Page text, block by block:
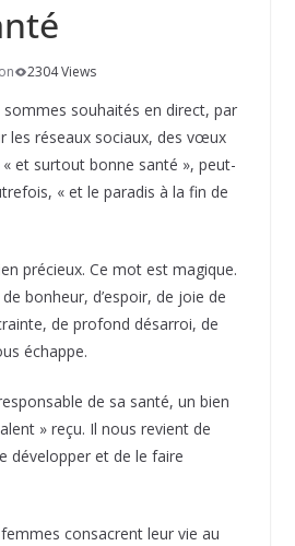
2304 Views
souhaités en direct, par
les réseaux sociaux, des vœux
et surtout bonne santé », peut-
« et le paradis à la fin de
précieux. Ce mot est magique.
bonheur, d’espoir, de joie de
de profond désarroi, de
échappe.
de sa santé, un bien
» reçu. Il nous revient de
développer et de le faire
consacrent leur vie au